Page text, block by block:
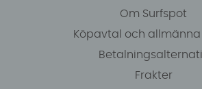
Om Surfspot
Köpavtal och allmänna
Frakter